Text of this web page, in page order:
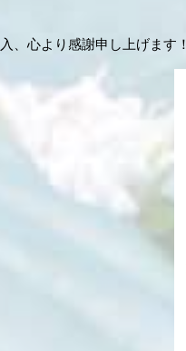
、心より感謝申し上げます！